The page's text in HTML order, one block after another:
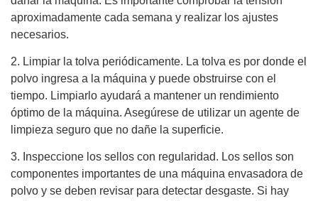
aproximadamente cada semana y realizar los ajustes
necesarios.
2. Limpiar la tolva periódicamente. La tolva es por donde el
polvo ingresa a la máquina y puede obstruirse con el
tiempo. Limpiarlo ayudará a mantener un rendimiento
óptimo de la máquina. Asegúrese de utilizar un agente de
limpieza seguro que no dañe la superficie.
3. Inspeccione los sellos con regularidad. Los sellos son
componentes importantes de una máquina envasadora de
polvo y se deben revisar para detectar desgaste. Si hay